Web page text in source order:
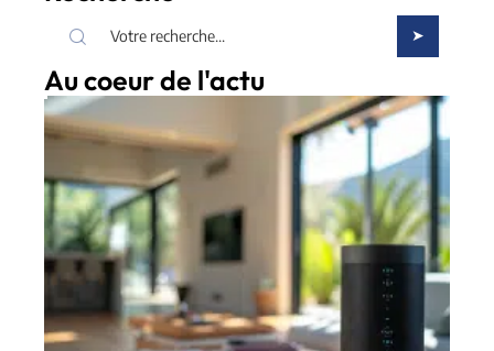
Au coeur de l'actu